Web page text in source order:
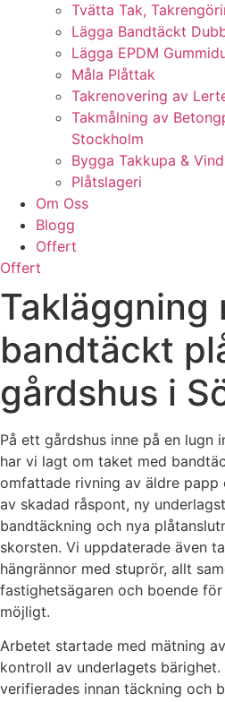
Tvätta Tak,
Lägga Bandtäckt
Lägga EPDM
Måla Plåttak
Takrenovering av
Takmålning av
Stockholm
Bygga Takkupa &
Plåtslageri
Om Oss
Blogg
Offert
Offert
Takläggning
bandtäckt
gårdshus i
På ett gårdshus inne på en lugn
har vi lagt om taket med
omfattade rivning av äldre
av skadad råspont, ny
bandtäckning och nya
skorsten. Vi uppdaterade även
hängrännor med stuprör, allt
fastighetsägaren och boende
möjligt.
Arbetet startade med mätning
kontroll av underlagets
verifierades innan täckning och